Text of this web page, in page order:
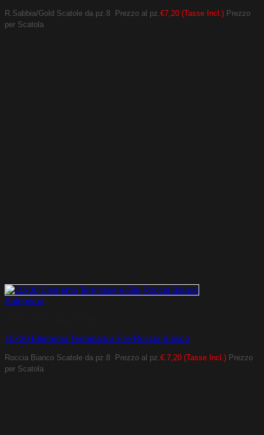
R.Sabbia/Gold Scatole da pz.8 Prezzo al pz.€7,20 (Tasse Incl.) Prezzo
per Scatola
Anteprima
15×30 Elemento Terminale a Elle Roccia Bianco
Roccia Bianco Scatole da pz.8 Prezzo al pz.€.7,20 (Tasse Incl.) Prezzo
per Scatola